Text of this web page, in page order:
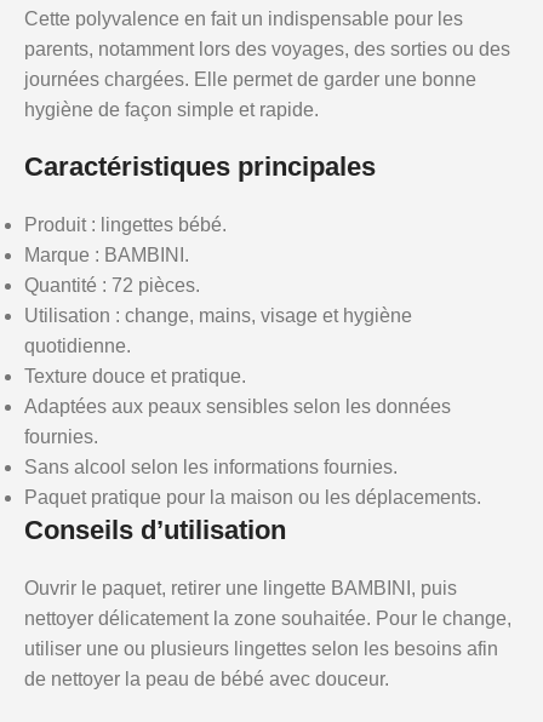
Cette polyvalence en fait un indispensable pour les
parents, notamment lors des voyages, des sorties ou des
journées chargées. Elle permet de garder une bonne
hygiène de façon simple et rapide.
Caractéristiques principales
Produit : lingettes bébé.
Marque : BAMBINI.
Quantité : 72 pièces.
Utilisation : change, mains, visage et hygiène
quotidienne.
Texture douce et pratique.
Adaptées aux peaux sensibles selon les données
fournies.
Sans alcool selon les informations fournies.
Paquet pratique pour la maison ou les déplacements.
Conseils d’utilisation
Ouvrir le paquet, retirer une lingette BAMBINI, puis
nettoyer délicatement la zone souhaitée. Pour le change,
utiliser une ou plusieurs lingettes selon les besoins afin
de nettoyer la peau de bébé avec douceur.